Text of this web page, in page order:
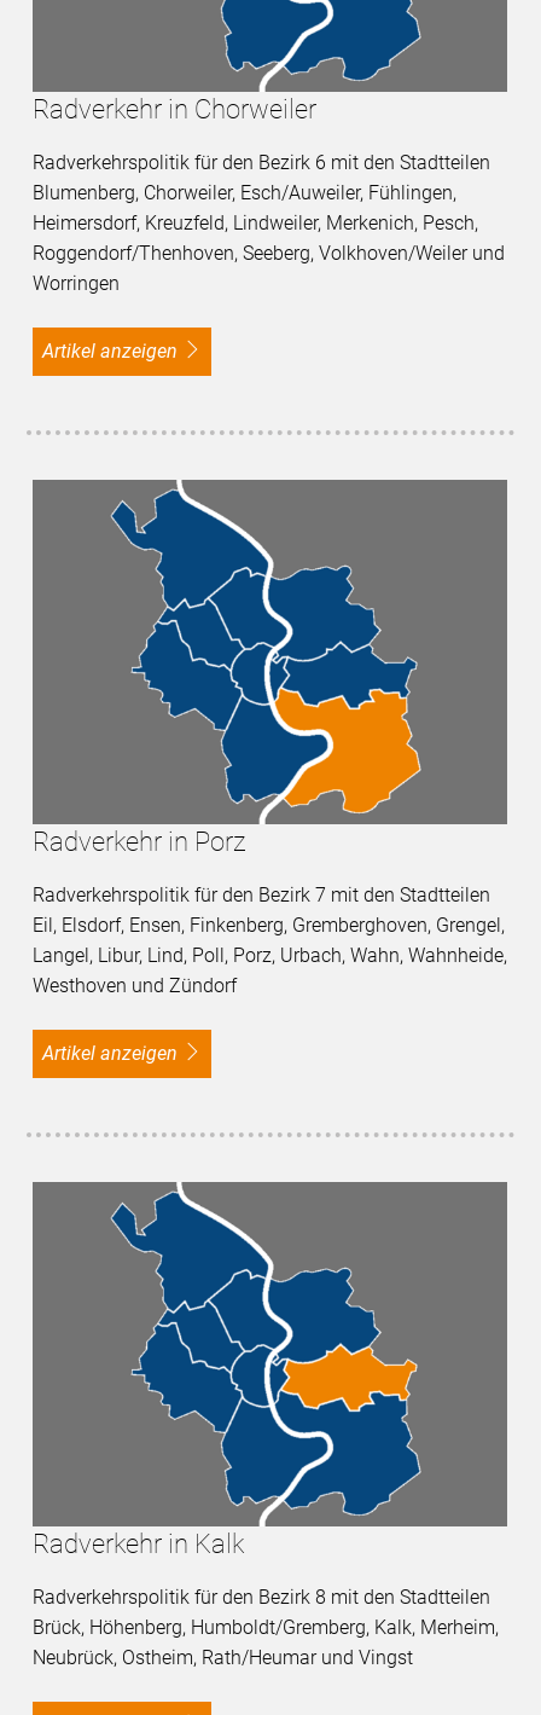
Radverkehr in Chorweiler
Radverkehrspolitik für den Bezirk 6 mit den Stadtteilen
Blumenberg, Chorweiler, Esch/Auweiler, Fühlingen,
Heimersdorf, Kreuzfeld, Lindweiler, Merkenich, Pesch,
Roggendorf/Thenhoven, Seeberg, Volkhoven/Weiler und
Worringen
Artikel anzeigen
Radverkehr in Porz
Radverkehrspolitik für den Bezirk 7 mit den Stadtteilen
Eil, Elsdorf, Ensen, Finkenberg, Gremberghoven, Grengel,
Langel, Libur, Lind, Poll, Porz, Urbach, Wahn, Wahnheide,
Westhoven und Zündorf
Artikel anzeigen
Radverkehr in Kalk
Radverkehrspolitik für den Bezirk 8 mit den Stadtteilen
Brück, Höhenberg, Humboldt/Gremberg, Kalk, Merheim,
Neubrück, Ostheim, Rath/Heumar und Vingst